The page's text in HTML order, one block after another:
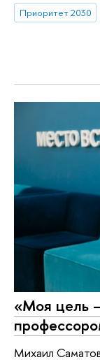
Приоритет 2030
«Моя цель
Михаил